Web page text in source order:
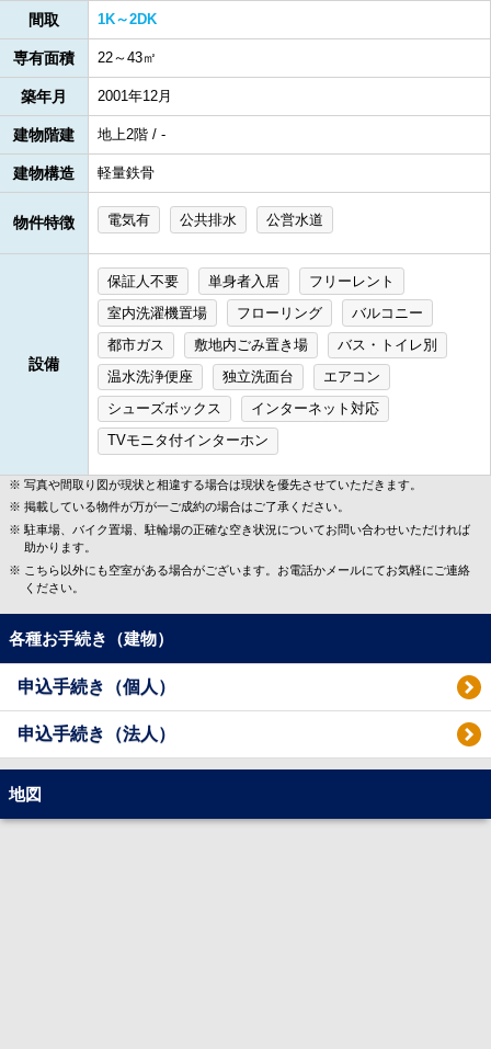
間取 1K～2DK
専有面積 22～43㎡
築年月 2001年12月
建物階建 地上2階 / -
建物構造 軽量鉄骨
物件特徴 電気有 公共排水 公営水道
設備
保証人不要 単身者入居
フリーレント
室内洗濯機置場
フローリング
バルコニー
都市ガス
敷地内ごみ置き場
バス・トイレ別
温水洗浄便座
独立洗面台
エアコン
シューズボックス
インターネット対応
TVモニタ付インターホン
写真や間取り図が現状と相違する場合は現状を優先させていただきます。
掲載している物件が万が一ご成約の場合はご了承ください。
駐車場、バイク置場、駐輪場の正確な空き状況についてお問い合わせいただければ
助かります。
こちら以外にも空室がある場合がございます。お電話かメールにてお気軽にご連絡
ください。
各種お手続き（建物）
申込手続き（個人）
申込手続き（法人）
地図